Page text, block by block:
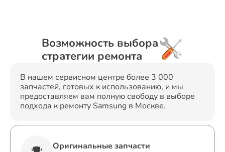
Возможность выбора
стратегии ремонта
В нашем сервисном центре более 3 000
запчастей, готовых к использованию, и мы
предоставляем вам полную свободу в выборе
подхода к ремонту Samsung в Москве.
Оригинальные запчасти